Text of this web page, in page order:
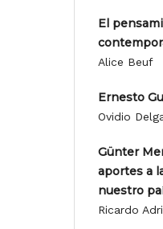
El
Alice Beuf
Ernesto
Ovidio
Günter
aportes a
nuestro
Ricardo